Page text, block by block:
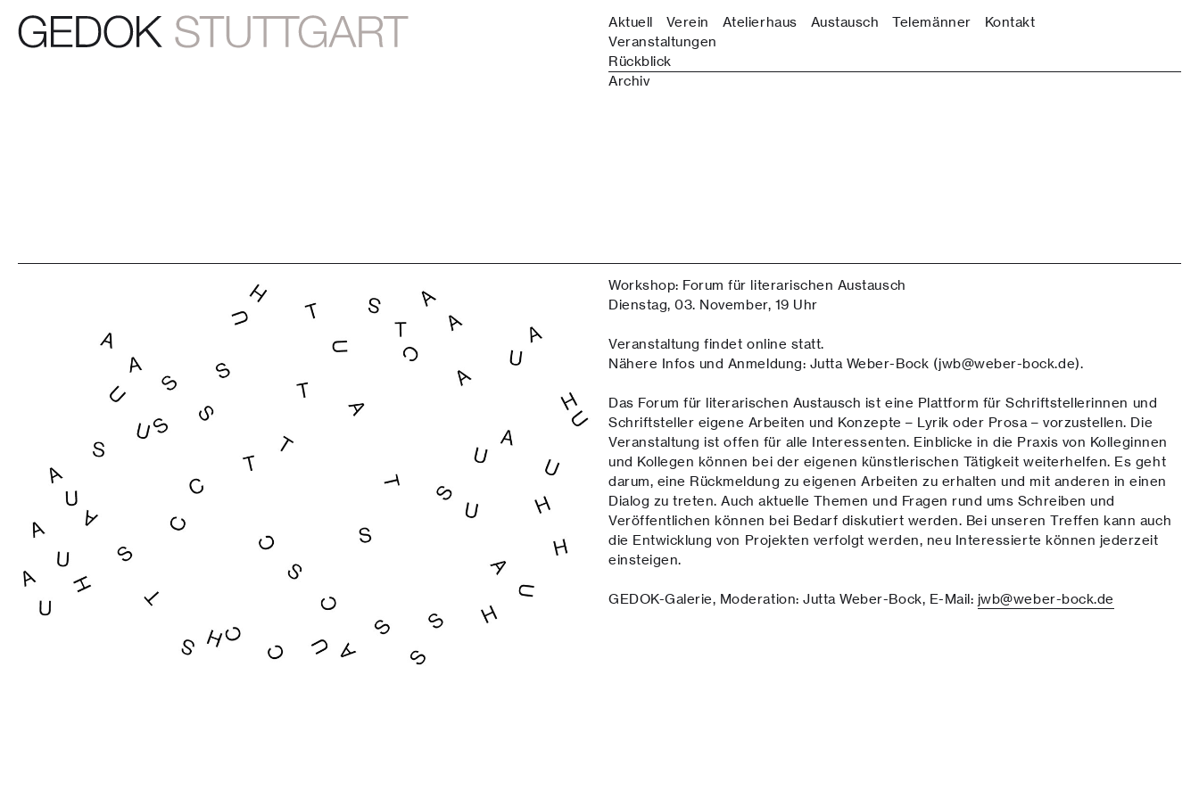
Aktuell
Veranstaltungen
Rückblick
Archiv
Verein Atelierhaus Austausch Telemänner Kontakt
Workshop: Forum für literarischen Austausch
Dienstag, 03. November, 19 Uhr
Veranstaltung findet online statt.
Nähere Infos und Anmeldung: Jutta Weber-Bock (jwb@weber-bock.de).
Das Forum für literarischen Austausch ist eine Plattform für Schriftstellerinnen und
Schriftsteller eigene Arbeiten und Konzepte – Lyrik oder Prosa – vorzustellen. Die
Veranstaltung ist offen für alle Interessenten. Einblicke in die Praxis von Kolleginnen
und Kollegen können bei der eigenen künstlerischen Tätigkeit weiterhelfen. Es geht
darum, eine Rückmeldung zu eigenen Arbeiten zu erhalten und mit anderen in einen
Dialog zu treten. Auch aktuelle Themen und Fragen rund ums Schreiben und
Veröffentlichen können bei Bedarf diskutiert werden. Bei unseren Treffen kann auch
die Entwicklung von Projekten verfolgt werden, neu Interessierte können jederzeit
einsteigen.
GEDOK-Galerie, Moderation: Jutta Weber-Bock, E-Mail: jwb@weber-bock.de